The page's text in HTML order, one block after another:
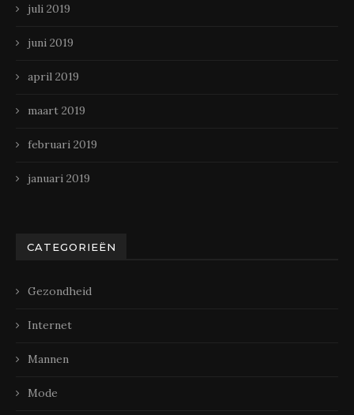
juli 2019
juni 2019
april 2019
maart 2019
februari 2019
januari 2019
CATEGORIEËN
Gezondheid
Internet
Mannen
Mode